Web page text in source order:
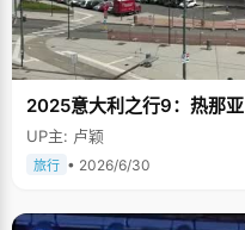
2025意大利之行9：热那亚
UP主: 卢颖
旅行 • 2026/6/30